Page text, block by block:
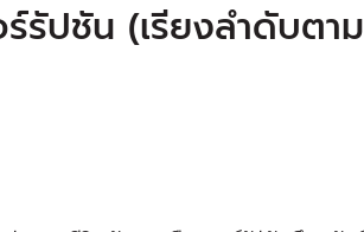
รัปชัน (เรียงลำดับตา